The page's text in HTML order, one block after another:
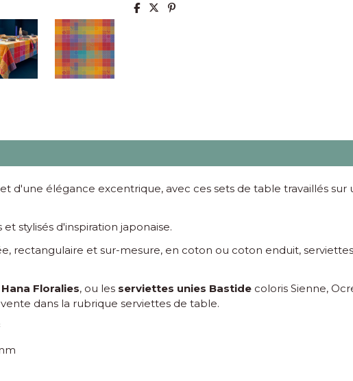
d'une élégance excentrique, avec ces sets de table travaillés sur
stylisés d'inspiration japonaise.
rectangulaire et sur-mesure, en coton ou coton enduit,
Hana Floralies, ou les serviettes unies Bastide coloris Sienne,
dans la rubrique serviettes de table.